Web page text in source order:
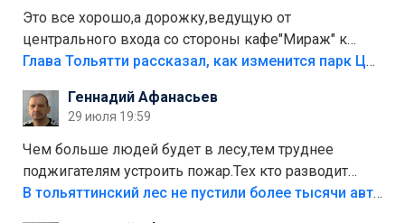
Это все хорошо,а дорожку,ведущую от
центрального входа со стороны кафе"Мираж" к
аттракционам слабо доделать?А то бордюры
лежала в парке и испортилась.Да еще,видимо,часть
украли.
Глава Тольятти рассказал, как изменится парк Центрального района
Геннадий Афанасьев
29 июля 19:59
Чем больше людей будет в лесу,тем труднее
поджигателям устроить пожар.Тех кто разводит
костры,тех надо безбожно штрафовать.Камер полно
В тольяттинский лес не пустили более тысячи автомобилей